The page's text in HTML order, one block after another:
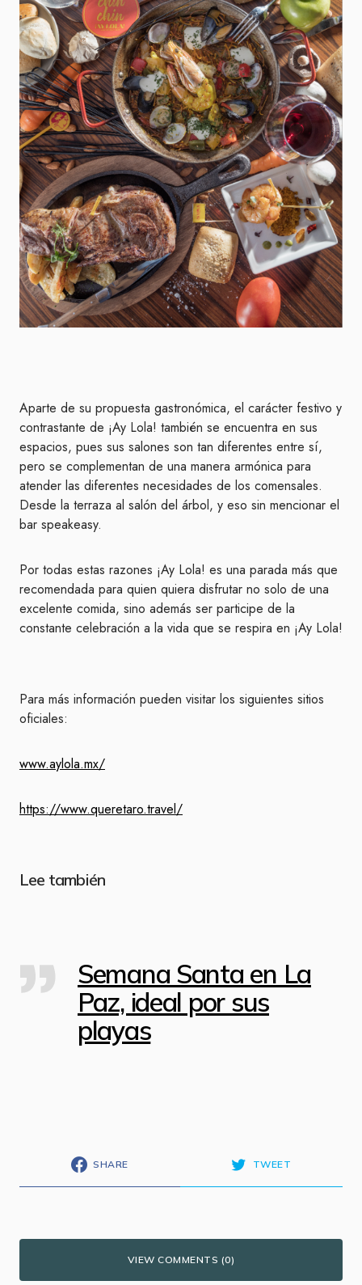
Aparte de su propuesta gastronómica, el carácter festivo y
contrastante de ¡Ay Lola! también se encuentra en sus
espacios, pues sus salones son tan diferentes entre sí,
pero se complementan de una manera armónica para
atender las diferentes necesidades de los comensales.
Desde la terraza al salón del árbol, y eso sin mencionar el
bar speakeasy.
Por todas estas razones ¡Ay Lola! es una parada más que
recomendada para quien quiera disfrutar no solo de una
excelente comida, sino además ser participe de la
constante celebración a la vida que se respira en ¡Ay Lola!
Para más información pueden visitar los siguientes sitios
oficiales:
www.aylola.mx/
https://www.queretaro.travel/
Lee también
Semana Santa en La
Paz, ideal por sus
playas
SHARE TWEET
VIEW COMMENTS (0)